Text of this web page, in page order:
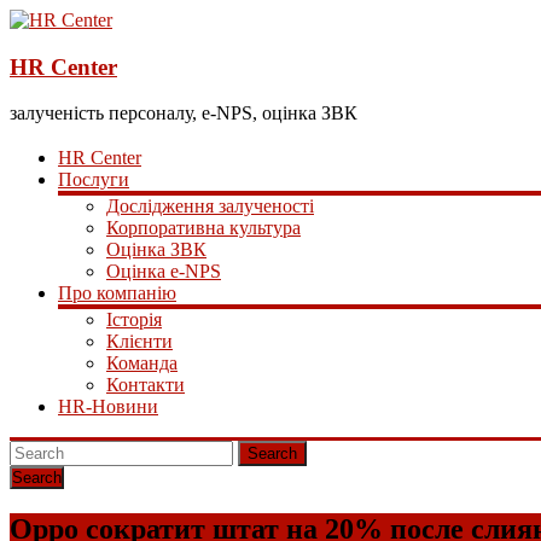
HR Center
залученість персоналу, e-NPS, оцінка ЗВК
HR Center
Послуги
Дослідження залученості
Корпоративна культура
Оцінка ЗВК
Оцінка e-NPS
Про компанію
Історія
Клієнти
Команда
Контакти
HR-Новини
Search
Oppo сократит штат на 20% после